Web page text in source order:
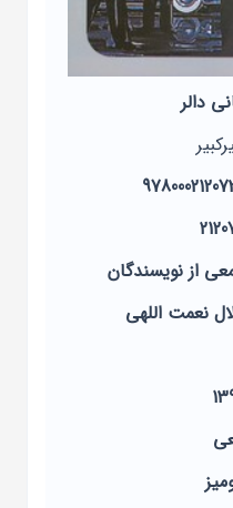
دالر
از نویسندگان
نعمت اللهی